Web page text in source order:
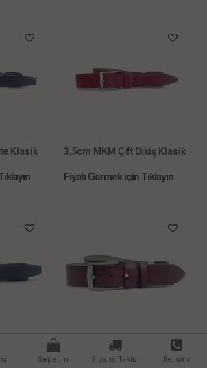
Sepetim Sipariş Takibi İletişim
Klasik
3,5cm MKM Çift Dikiş Klasik
Fiyatı Görmek için Tıklayın
4,5cm Trend Spor Kemer